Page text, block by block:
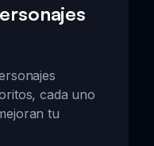
cada uno
tu